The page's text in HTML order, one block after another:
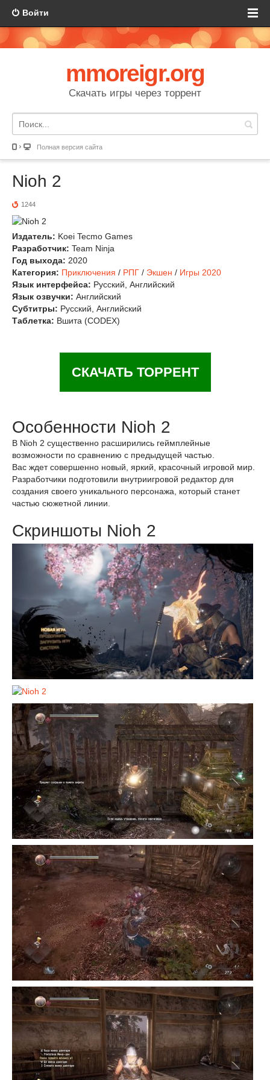
Войти
mmoreigr.org
Скачать игры через торрент
Полная версия сайта
Nioh 2
1244
Издатель: Koei Tecmo Games
Разработчик: Team Ninja
Год выхода: 2020
Категория: Приключения / РПГ / Экшен / Игры 2020
Язык интерфейса: Русский, Английский
Язык озвучки: Английский
Субтитры: Русский, Английский
Таблетка: Вшита (CODEX)
СКАЧАТЬ ТОРРЕНТ
Особенности Nioh 2
В Nioh 2 существенно расширились геймплейные
возможности по сравнению с предыдущей частью.
Вас ждет совершенно новый, яркий, красочный игровой мир.
Разработчики подготовили внутриигровой редактор для
создания своего уникального персонажа, который станет
частью сюжетной линии.
Скриншоты Nioh 2